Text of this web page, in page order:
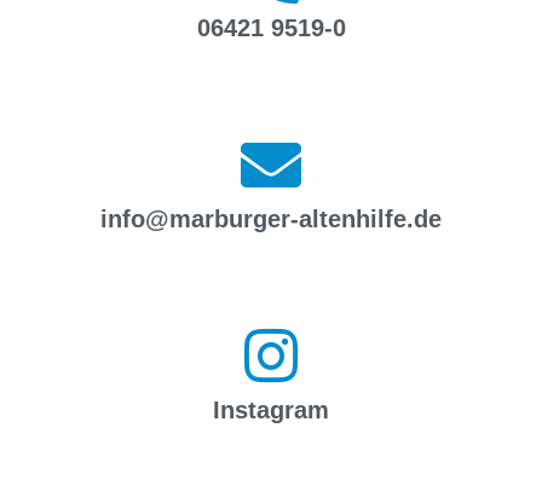
06421 9519-0
info@marburger-altenhilfe.de
Instagram